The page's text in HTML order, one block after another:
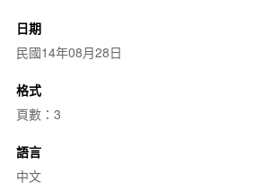
日期
民國14年08月28日
格式
頁數：3
語言
中文